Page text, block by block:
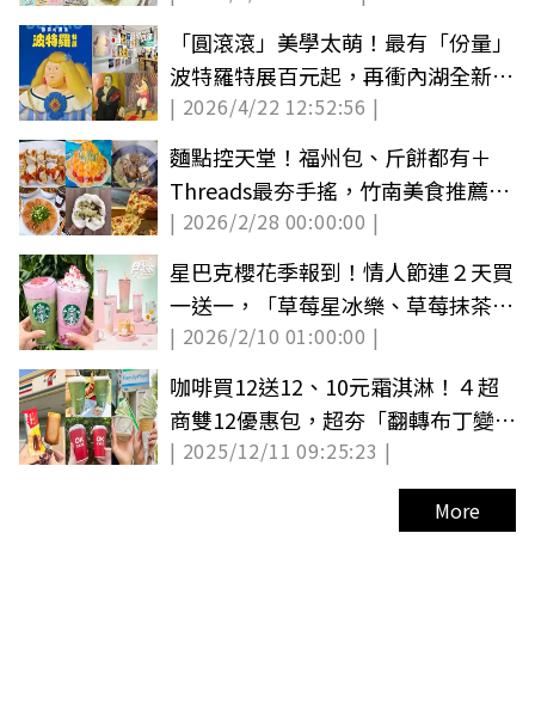
「圓滾滾」美學太萌！最有「份量」
波特羅特展百元起，再衝內湖全新選
品空間
| 2026/4/22 12:52:56 |
麵點控天堂！福州包、斤餅都有＋
Threads最夯手搖，竹南美食推薦19
間
| 2026/2/28 00:00:00 |
星巴克櫻花季報到！情人節連２天買
一送一，「草莓星冰樂、草莓抹茶」
搶先喝
| 2026/2/10 01:00:00 |
咖啡買12送12、10元霜淇淋！４超
商雙12優惠包，超夯「翻轉布丁變雪
糕」這天賣
| 2025/12/11 09:25:23 |
More